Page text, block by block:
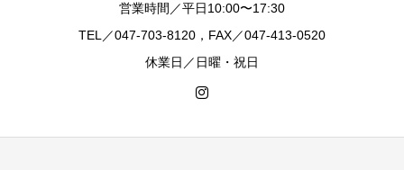
営業時間／平日10:00〜17:30
TEL／047-703-8120，FAX／047-413-0520
休業日／日曜・祝日